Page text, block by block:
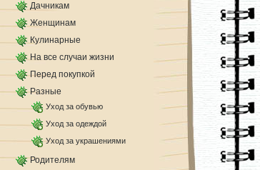
Дачникам
Женщинам
Кулинарные
На все случаи жизни
Перед покупкой
Разные
Уход за обувью
Уход за одеждой
Уход за украшениями
Родителям